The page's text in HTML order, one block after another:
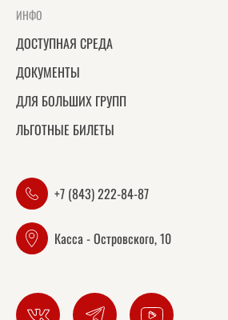
ИНФО
ДОСТУПНАЯ СРЕДА
ДОКУМЕНТЫ
ДЛЯ БОЛЬШИХ ГРУПП
ЛЬГОТНЫЕ БИЛЕТЫ
+7 (843) 222-84-87
Касса - Островского, 10